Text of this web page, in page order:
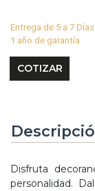
Entrega de 5 a 7 Días
1 año de garantía
Disfruta
personalidad.